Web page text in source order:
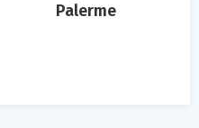
Palerme